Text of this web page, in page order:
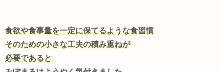
食欲や食事量を一定に保てるような食習慣
そのための小さな工夫の積み重ねが
必要であると